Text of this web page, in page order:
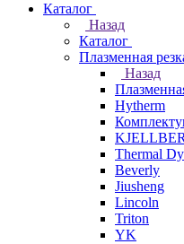
Каталог
Назад
Каталог
Плазменная
Назад
Hytherm
Thermal
Beverly
Jiusheng
Lincoln
Triton
YK